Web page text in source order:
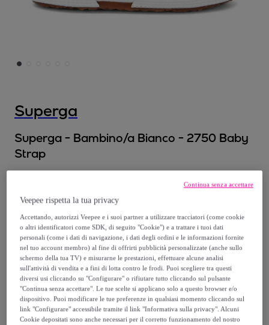
Superga
Superga - Bambino/a Bianco - 2750 Baby
Strap
40, €
- 10%
Venduto daSuperga
Consegna
Veepee rispetta la tua privacy
Accettando, autorizzi Veepee e i suoi partner a utilizzare tracciatori (come cookie
o altri identificatori come SDK, di seguito "Cookie") e a trattare i tuoi dati
personali (come i dati di navigazione, i dati degli ordini e le informazioni fornite
nel tuo account membro) al fine di offrirti pubblicità personalizzate (anche sullo
schermo della tua TV) e misurarne le prestazioni, effettuare alcune analisi
sull'attività di vendita e a fini di lotta contro le frodi. Puoi scegliere tra questi
diversi usi cliccando su "Configurare" o rifiutare tutto cliccando sul pulsante
"Continua senza accettare". Le tue scelte si applicano solo a questo browser e/o
dispositivo. Puoi modificare le tue preferenze in qualsiasi momento cliccando sul
link "Configurare" accessibile tramite il link "Informativa sulla privacy". Alcuni
Cookie depositati sono anche necessari per il corretto funzionamento del nostro
Continua senza accettare